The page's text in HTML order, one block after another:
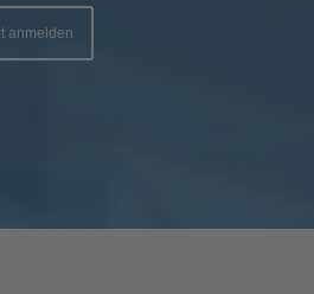
anmelden